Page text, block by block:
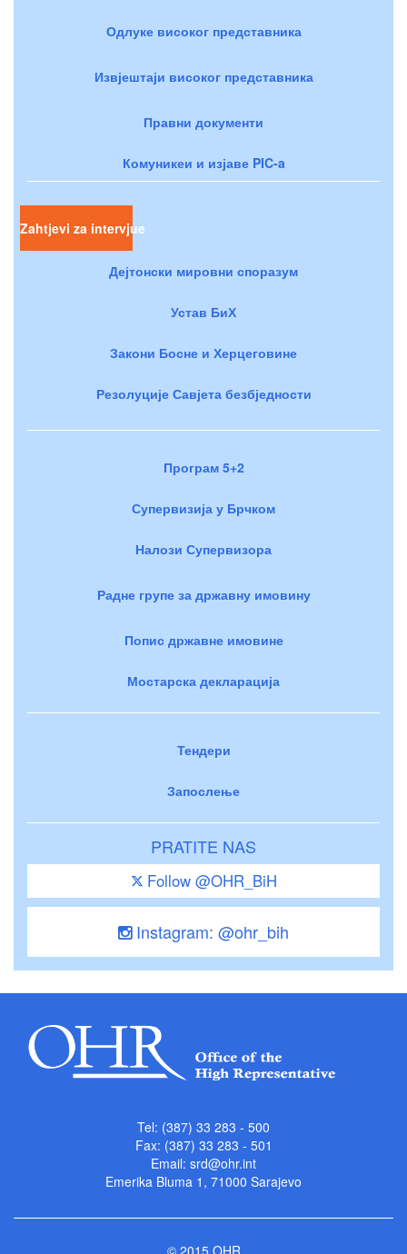
Одлуке високог представника
Извјештаји високог представника
Правни документи
Комуникеи и изјаве PIC-a
Zahtjevi za intervjue
Дејтонски мировни споразум
Устав БиХ
Закони Босне и Херцеговине
Резолуције Савјета безбједности
Програм 5+2
Супервизија у Брчком
Налози Супервизора
Радне групе за државну имовину
Попис државне имовине
Мостарска декларација
Тендери
Запослење
PRATITE NAS
Follow @OHR_BiH
Instagram: @ohr_bih
Tel: (387) 33 283 - 500
Fax: (387) 33 283 - 501
Email: srd@ohr.int
Emerika Bluma 1, 71000 Sarajevo